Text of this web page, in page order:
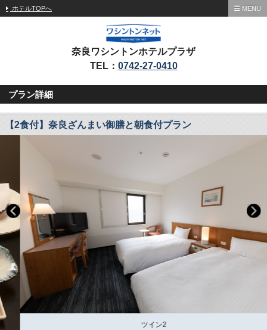
ホテルTOPへ MENU
奈良ワシントンホテルプラザ
TEL： 0742-27-0410
プラン詳細
【2食付】奈良ざんまい御膳と朝食付プラン
ツイン2